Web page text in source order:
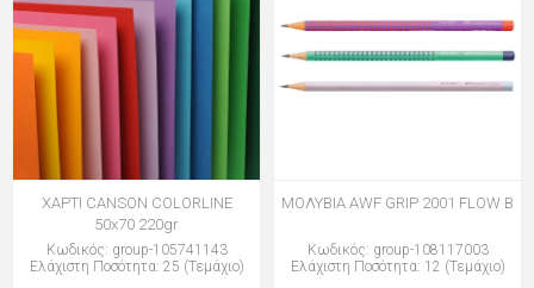
ΧΑΡΤΙ CANSON COLORLINE
50x70 220gr
Κωδικός: group-105741143
Ελάχιστη Ποσότητα: 25 (Τεμάχιο)
ΜΟΛΥΒΙΑ AWF GRIP 2001 FLOW B
Κωδικός: group-108117003
Ελάχιστη Ποσότητα: 12 (Τεμάχιο)